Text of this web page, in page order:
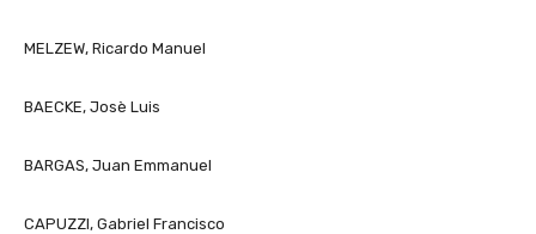
MELZEW, Ricardo Manuel
BAECKE, Josè Luis
BARGAS, Juan Emmanuel
CAPUZZI, Gabriel Francisco